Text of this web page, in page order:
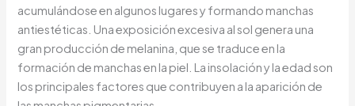
acumulándose en algunos lugares y formando manchas
antiestéticas. Una exposición excesiva al sol genera una
gran producción de melanina, que se traduce en la
formación de manchas en la piel. La insolación y la edad son
los principales factores que contribuyen a la aparición de